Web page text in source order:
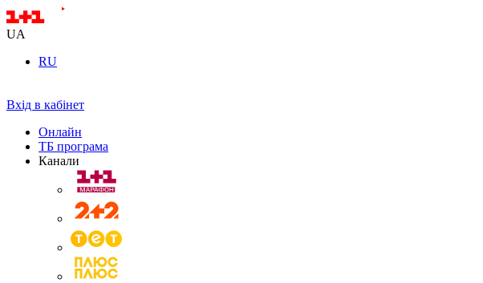
UA
RU
Вхід в кабінет
Онлайн
ТБ програма
Канали